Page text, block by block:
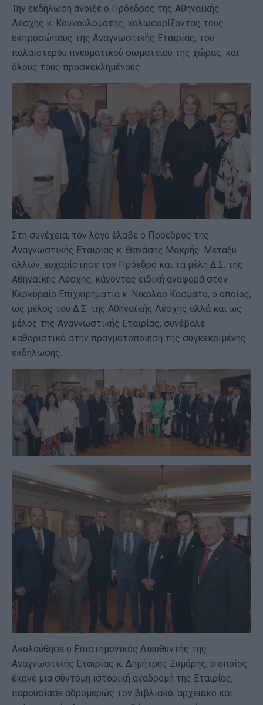
Την εκδήλωση άνοιξε ο Πρόεδρος της Αθηναϊκής
Λέσχης κ. Κουκουλομάτης, καλωσορίζοντας τους
εκπροσώπους της Αναγνωστικής Εταιρίας, του
παλαιότερου πνευματικού σωματείου της χώρας, και
όλους τους προσκεκλημένους.
Στη συνέχεια, τον λόγο έλαβε ο Πρόεδρος της
Αναγνωστικής Εταιρίας κ. Θανάσης Μακρής. Μεταξύ
άλλων, ευχαρίστησε τον Πρόεδρο και τα μέλη Δ.Σ. της
Αθηναϊκής Λέσχης, κάνοντας ειδική αναφορά στον
Κερκυραίο Επιχειρηματία κ. Νικόλαο Κοσμάτο, ο οποίος,
ως μέλος του Δ.Σ. της Αθηναϊκής Λέσχης αλλά και ως
μέλος της Αναγνωστικής Εταιρίας, συνέβαλε
καθοριστικά στην πραγματοποίηση της συγκεκριμένης
εκδήλωσης.
Ακολούθησε ο Επιστημονικός Διευθυντής της
Αναγνωστικής Εταιρίας κ. Δημήτρης Ζυμάρης, ο οποίος
έκανε μια σύντομη ιστορική αναδρομή της Εταιρίας,
παρουσίασε αδρομερώς τον βιβλιακό, αρχειακό και